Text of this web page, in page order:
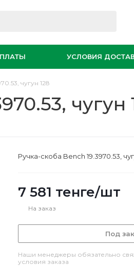
УСЛОВИЯ
чугун 128
чугун
Ручка-скоба Bench 19.3970.53,
7 581 тенге/шт
На заказ
Под
Наши менеджеры обязательно
условия заказа